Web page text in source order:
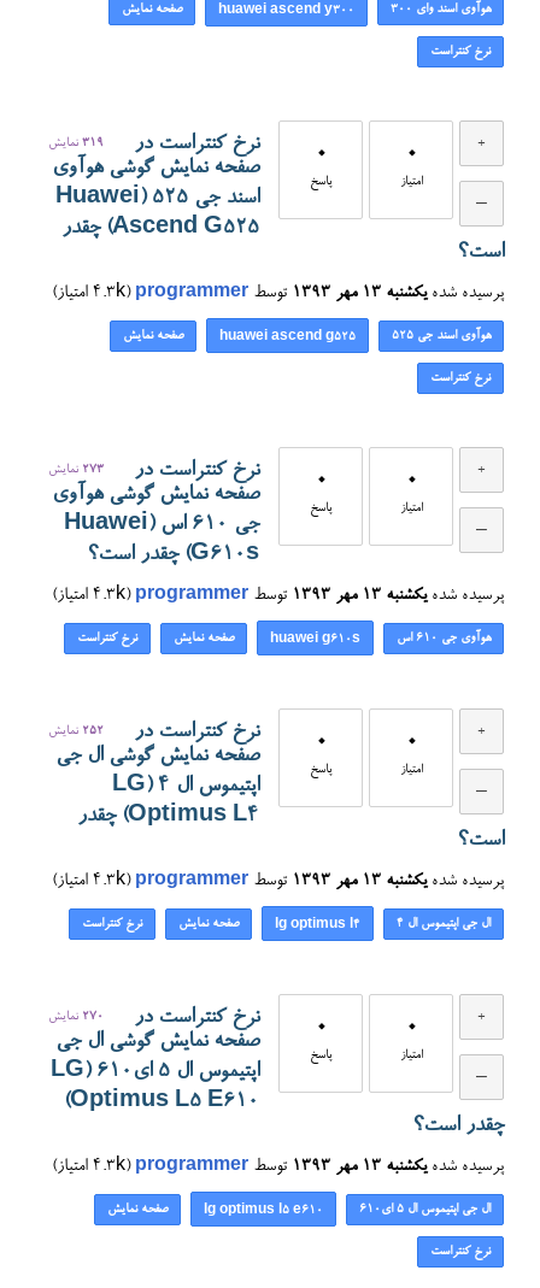
هوآوی اسند وای ۳۰۰ huawei ascend y300 صفحه نمایش
نرخ کنتراست
0
امتیاز
0
پاسخ
319 نمایش
نرخ کنتراست در
صفحه نمایش گوشی هوآوی
اسند جی ۵۲۵ (Huawei
Ascend G525) چقدر
است؟
پرسیده شده یکشنبه ۱۳ مهر ۱۳۹۳ توسط programmer
(
4.3k امتیاز)
هوآوی اسند جی ۵۲۵ huawei ascend g525 صفحه نمایش
نرخ کنتراست
0
امتیاز
0
پاسخ
273 نمایش
نرخ کنتراست در
صفحه نمایش گوشی هوآوی
جی ۶۱۰ اس (Huawei
G610s) چقدر است؟
پرسیده شده یکشنبه ۱۳ مهر ۱۳۹۳ توسط programmer
(
4.3k امتیاز)
هوآوی جی ۶۱۰ اس huawei g610s صفحه نمایش نرخ کنتراست
0
امتیاز
0
پاسخ
252 نمایش
نرخ کنتراست در
صفحه نمایش گوشی ال جی
اپتیموس ال ۴ (LG
Optimus L4) چقدر
است؟
پرسیده شده یکشنبه ۱۳ مهر ۱۳۹۳ توسط programmer
(
4.3k امتیاز)
ال جی اپتیموس ال ۴ lg optimus l4 صفحه نمایش نرخ کنتراست
0
امتیاز
0
پاسخ
270 نمایش
نرخ کنتراست در
صفحه نمایش گوشی ال جی
اپتیموس ال ۵ ای۶۱۰ (LG
Optimus L5 E610)
چقدر است؟
پرسیده شده یکشنبه ۱۳ مهر ۱۳۹۳ توسط programmer
(
4.3k امتیاز)
ال جی اپتیموس ال ۵ ای۶۱۰ lg optimus l5 e610 صفحه نمایش
نرخ کنتراست